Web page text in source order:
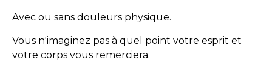
Avec ou sans douleurs physique.
Vous n'imaginez pas à quel point votre esprit et
votre corps vous remerciera.